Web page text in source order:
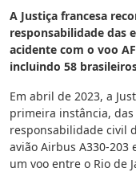
A Justiça francesa
responsabilidade das
acidente com o voo
incluindo 58
Em abril de 2023, a
primeira instância,
responsabilidade civil
avião Airbus A330-
um voo entre o Rio de